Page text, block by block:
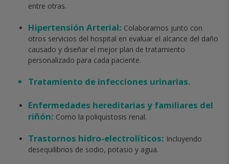
entre otras.
Hipertensión Arterial: Colaboramos junto con
otros servicios del hospital en evaluar el alcance del daño
causado y diseñar el mejor plan de tratamiento
personalizado para cada paciente.
Tratamiento de infecciones urinarias.
Enfermedades hereditarias y familiares del
riñón: Como la poliquistosis renal.
Trastornos hidro-electrolíticos: Incluyendo
desequilibrios de sodio, potasio y agua.